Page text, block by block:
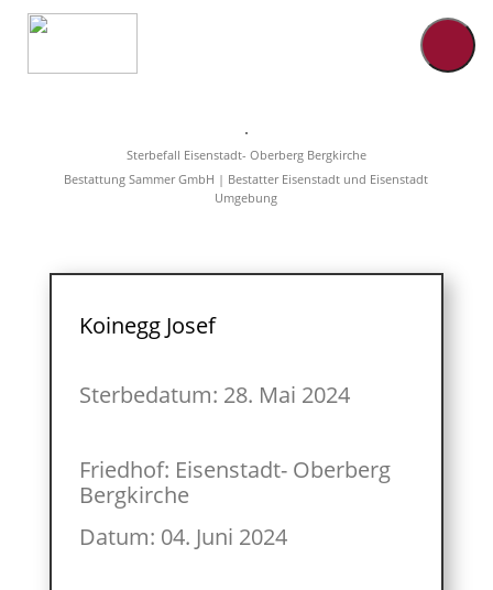
Überführungen
Rat&Hilfe
Sterbefälle
Sterbefall Eisenstadt- Oberberg Bergkirche
Bestattung Sammer GmbH | Bestatter Eisenstadt und Eisenstadt
Umgebung
Koinegg Josef
Sterbedatum: 28. Mai 2024
Friedhof: Eisenstadt- Oberberg
Bergkirche
Datum: 04. Juni 2024